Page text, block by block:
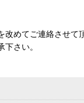
めてご連絡させて
さい。